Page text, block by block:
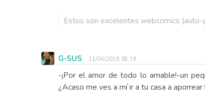
Estos son excelentes webcomics (auto-
G-SUS 11/04/2019 08:19
-¡Por el amor de todo lo amable!-un
¿Acaso me ves a mí ir a tu casa a